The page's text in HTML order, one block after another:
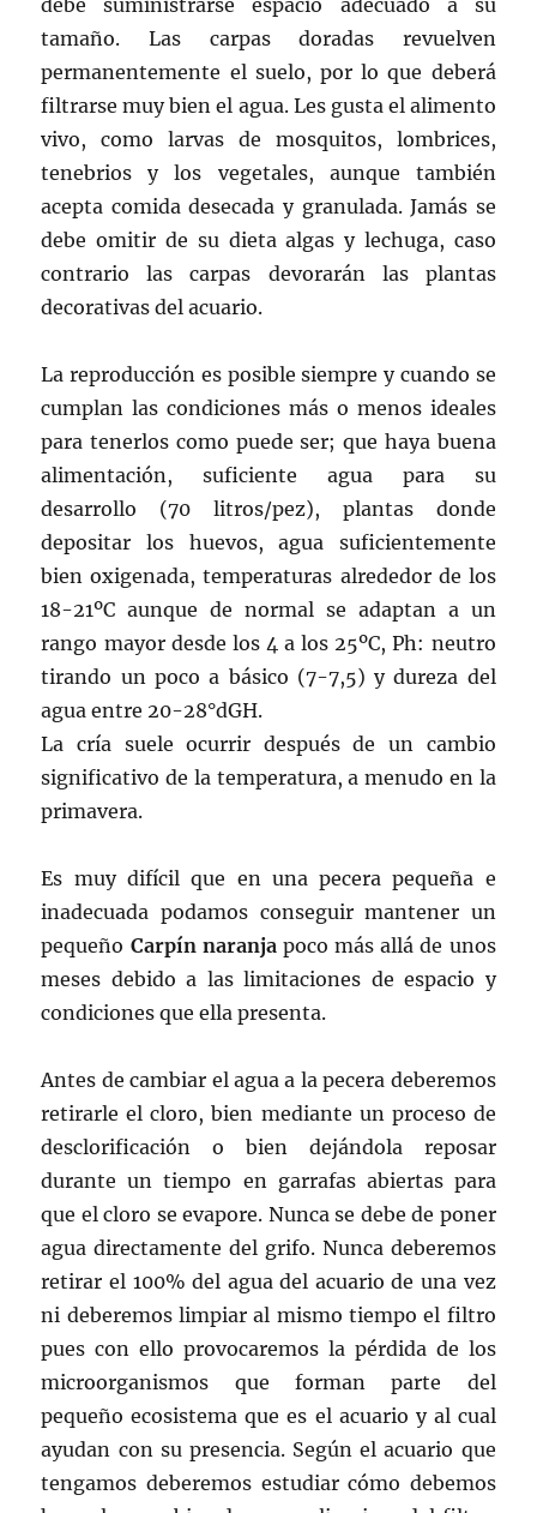
tamaño. Las carpas doradas revuelven
permanentemente el suelo, por lo que deberá
filtrarse muy bien el agua. Les gusta el alimento
vivo, como larvas de mosquitos, lombrices,
tenebrios y los vegetales, aunque también
acepta comida desecada y granulada. Jamás se
debe omitir de su dieta algas y lechuga, caso
contrario las carpas devorarán las plantas
decorativas del acuario.
La reproducción es posible siempre y cuando se
cumplan las condiciones más o menos ideales
para tenerlos como puede ser; que haya buena
alimentación, suficiente agua para su
desarrollo (70 litros/pez), plantas donde
depositar los huevos, agua suficientemente
bien oxigenada, temperaturas alrededor de los
18-21ºC aunque de normal se adaptan a un
rango mayor desde los 4 a los 25ºC, Ph: neutro
tirando un poco a básico (7-7,5) y dureza del
agua entre 20-28°dGH.
La cría suele ocurrir después de un cambio
significativo de la temperatura, a menudo en la
primavera.
Es muy difícil que en una pecera pequeña e
inadecuada podamos conseguir mantener un
pequeño Carpín naranja poco más allá de unos
meses debido a las limitaciones de espacio y
condiciones que ella presenta.
Antes de cambiar el agua a la pecera deberemos
retirarle el cloro, bien mediante un proceso de
desclorificación o bien dejándola reposar
durante un tiempo en garrafas abiertas para
que el cloro se evapore. Nunca se debe de poner
agua directamente del grifo. Nunca deberemos
retirar el 100% del agua del acuario de una vez
ni deberemos limpiar al mismo tiempo el filtro
pues con ello provocaremos la pérdida de los
microorganismos que forman parte del
pequeño ecosistema que es el acuario y al cual
ayudan con su presencia. Según el acuario que
tengamos deberemos estudiar cómo debemos